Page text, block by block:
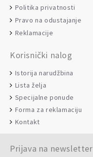
Politika privatnosti
Pravo na odustajanje
Reklamacije
Korisnički nalog
Istorija narudžbina
Lista želja
Specijalne ponude
Forma za reklamaciju
Kontakt
Prijava na newsletter